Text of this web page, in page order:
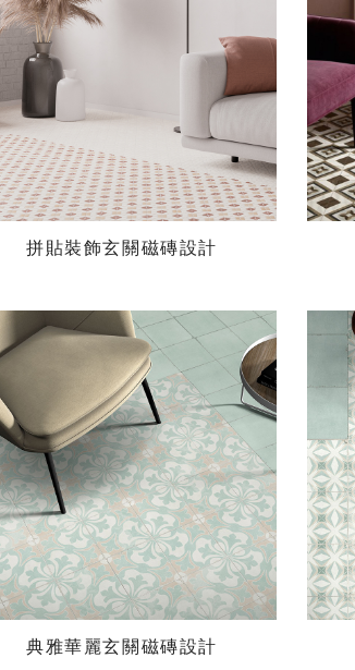
拼貼裝飾玄關磁磚設計
典雅華麗玄關磁磚設計